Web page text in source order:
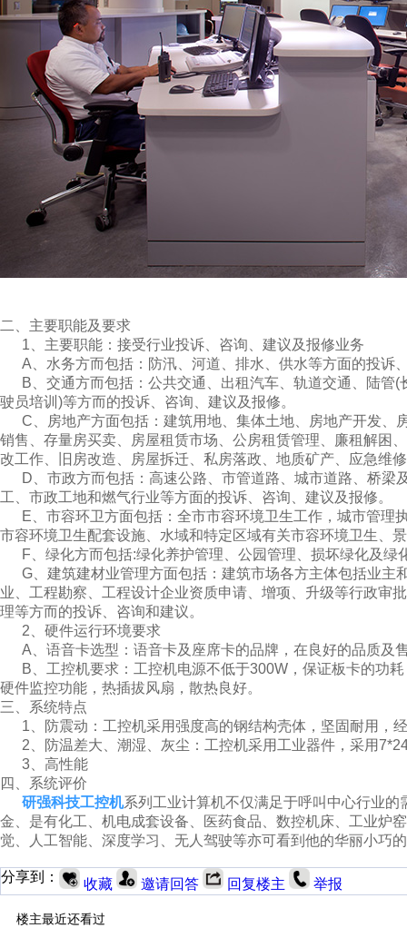
二、主要职能及要求
1、主要职能：接受行业投诉、咨询、建议及报修业务
A、水务方而包括：防汛、河道、排水、供水等方面的投诉
B、交通方而包括：公共交通、出租汽车、轨道交通、陆管(
驶员培训)等方而的投诉、咨询、建议及报修。
C、房地产方面包括：建筑用地、集体土地、房地产开发、
销售、存量房买卖、房屋租赁市场、公房租赁管理、廉租解困
改工作、旧房改造、房屋拆迁、私房落政、地质矿产、应急维
D、市政方而包括：高速公路、市管道路、城市道路、桥梁
工、市政工地和燃气行业等方面的投诉、咨询、建议及报修。
E、市容环卫方面包括：全市市容环境卫生工作，城市管理
市容环境卫生配套设施、水域和特定区域有关市容环境卫生、
F、绿化方而包括:绿化养护管理、公园管理、损坏绿化及绿
G、建筑建材业管理方面包括：建筑市场各方主体包括业主
业、工程勘察、工程设计企业资质申请、增项、升级等行政审
理等方而的投诉、咨询和建议。
2、硬件运行环境要求
A、语音卡选型：语音卡及座席卡的品牌，在良好的品质及
B、工控机要求：工控机电源不低于300W，保证板卡的功
硬件监控功能，热插拔风扇，散热良好。
三、系统特点
1、防震动：工控机采用强度高的钢结构壳体，坚固耐用，
2、防温差大、潮湿、灰尘：工控机采用工业器件，采用
3、高性能
四、系统评价
研强科技工控机系列工业计算机不仅满足于呼叫中心行业
金、是有化工、机电成套设备、医药食品、数控机床、工业炉
觉、人工智能、深度学习、无人驾驶等亦可看到他的华丽小巧
分享到： 收藏 邀请回答 回复楼主 举报
楼主最近还看过